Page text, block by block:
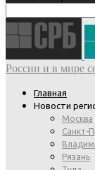
России и в мире
Главная
Новости
Москва
Санкт-
Рязань